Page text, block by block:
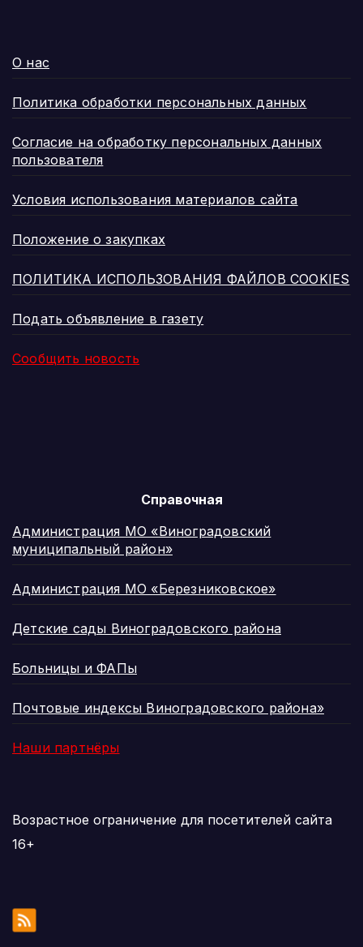
О нас
Политика обработки персональных данных
Согласие на обработку персональных данных
пользователя
Условия использования материалов сайта
Положение о закупках
ПОЛИТИКА ИСПОЛЬЗОВАНИЯ ФАЙЛОВ COOKIES
Подать объявление в газету
Сообщить новость
Справочная
Администрация МО «Виноградовский
муниципальный район»
Администрация МО «Березниковское»
Детские сады Виноградовского района
Больницы и ФАПы
Почтовые индексы Виноградовского района»
Наши партнёры
Возрастное ограничение для посетителей сайта
16+